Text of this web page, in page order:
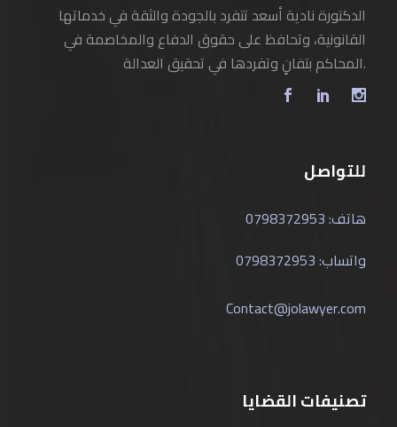
الدكتورة نادية أسعد تتفرد بالجودة والثقة في خدماتها
القانونية، وتحافظ على حقوق الدفاع والمخاصمة في
المحاكم بتفانٍ وتفردها في تحقيق العدالة.
للتواصل
هاتف: 0798372953
واتساب: 0798372953
Contact@jolawyer.com
تصنيفات القضايا